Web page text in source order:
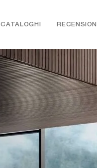
CATALOGHI RECENSIONI